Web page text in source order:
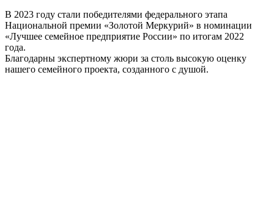
В 2023 году стали победителями федерального этапа
Национальной премии «Золотой Меркурий» в номинации
«Лучшее семейное предприятие России» по итогам 2022
года.
Благодарны экспертному жюри за столь высокую оценку
нашего семейного проекта, созданного с душой.